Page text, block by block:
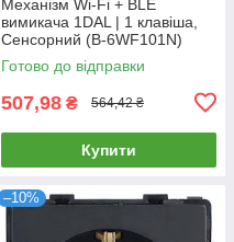
Механізм Wi-Fi + BLE
вимикача 1DAL | 1 клавіша,
Сенсорний (B-6WF101N)
Готово до відправки
507,98 ₴ 564,42 ₴
Купити
–10%